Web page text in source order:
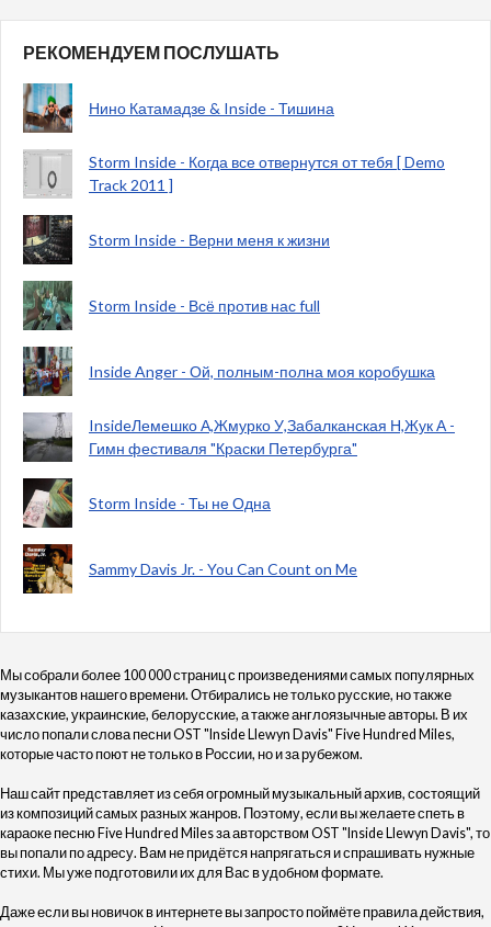
РЕКОМЕНДУЕМ ПОСЛУШАТЬ
Нино Катамадзе & Inside - Тишина
Storm Inside - Когда все отвернутся от тебя [ Demo
Track 2011 ]
Storm Inside - Верни меня к жизни
Storm Inside - Всё против нас full
Inside Anger - Ой, полным-полна моя коробушка
InsideЛемешко А,Жмурко У,Забалканская Н,Жук А -
Гимн фестиваля "Краски Петербурга"
Storm Inside - Ты не Одна
Sammy Davis Jr. - You Can Count on Me
Мы собрали более 100 000 страниц с произведениями самых популярных
музыкантов нашего времени. Отбирались не только русские, но также
казахские, украинские, белорусские, а также англоязычные авторы. В их
число попали слова песни OST "Inside Llewyn Davis" Five Hundred Miles,
которые часто поют не только в России, но и за рубежом.
Наш сайт представляет из себя огромный музыкальный архив, состоящий
из композиций самых разных жанров. Поэтому, если вы желаете спеть в
караоке песню Five Hundred Miles за авторством OST "Inside Llewyn Davis", то
вы попали по адресу. Вам не придётся напрягаться и спрашивать нужные
стихи. Мы уже подготовили их для Вас в удобном формате.
Даже если вы новичок в интернете вы запросто поймёте правила действия,